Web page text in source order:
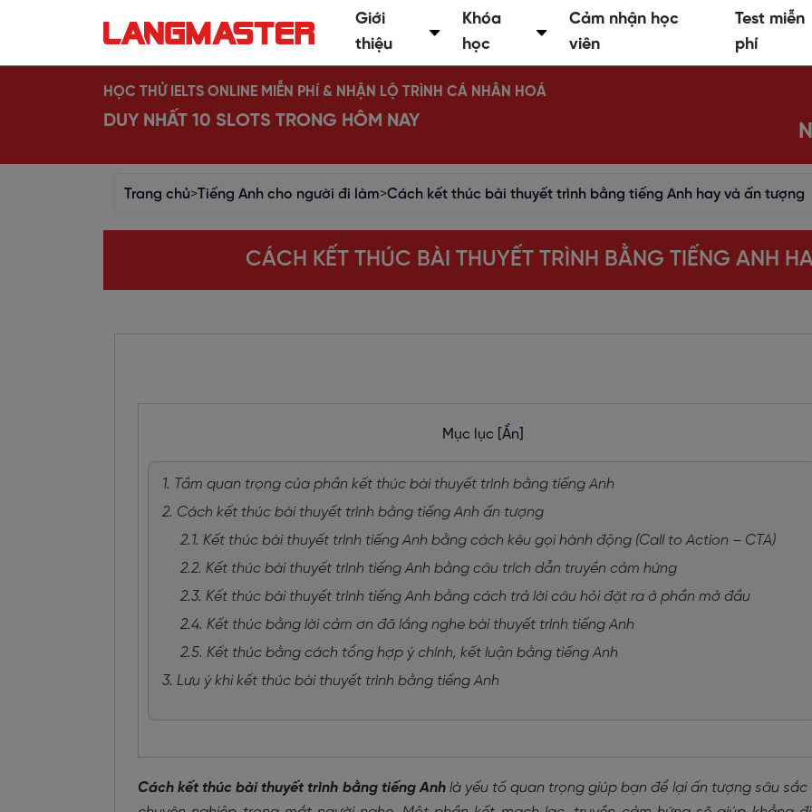
Giới
thiệu
Khóa
học
Cảm nhận học
viên
Test miễn
phí
HỌC THỬ IELTS ONLINE MIỄN PHÍ & NHẬN LỘ TRÌNH CÁ NHÂN HOÁ
DUY NHẤT 10 SLOTS TRONG HÔM NAY
Trang chủ>Tiếng Anh cho người đi làm>Cách kết thúc bài thuyết trình bằng tiếng Anh hay và ấn tượng
CÁCH KẾT THÚC BÀI THUYẾT TRÌNH BẰNG TIẾNG ANH
Mục lục [Ẩn]
1. Tầm quan trọng của phần kết thúc bài thuyết trình bằng tiếng Anh
2. Cách kết thúc bài thuyết trình bằng tiếng Anh ấn tượng
2.1. Kết thúc bài thuyết trình tiếng Anh bằng cách kêu gọi hành động (Call to Action – CTA)
2.2. Kết thúc bài thuyết trình tiếng Anh bằng câu trích dẫn truyền cảm hứng
2.3. Kết thúc bài thuyết trình tiếng Anh bằng cách trả lời câu hỏi đặt ra ở phần mở đầu
2.4. Kết thúc bằng lời cảm ơn đã lắng nghe bài thuyết trình tiếng Anh
2.5. Kết thúc bằng cách tổng hợp ý chính, kết luận bằng tiếng Anh
3. Lưu ý khi kết thúc bài thuyết trình bằng tiếng Anh
Cách kết thúc bài thuyết trình bằng tiếng Anhlà yếu tố quan trọng giúp bạn để lại ấn tượng sâu sắc